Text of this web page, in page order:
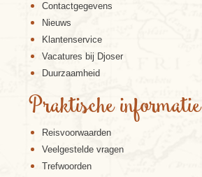
Contactgegevens
Nieuws
Klantenservice
Vacatures bij Djoser
Duurzaamheid
Praktische informatie
Reisvoorwaarden
Veelgestelde vragen
Trefwoorden